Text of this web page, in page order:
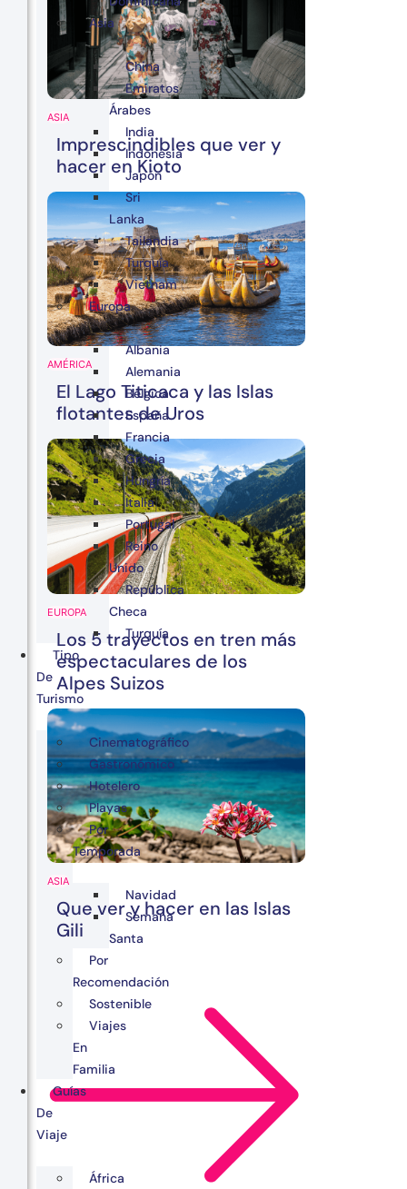
ASIA
Imprescindibles que ver y
hacer en Kioto
AMÉRICA
El Lago Titicaca y las Islas
flotantes de Uros
EUROPA
Los 5 trayectos en tren más
espectaculares de los
Alpes Suizos
ASIA
Que ver y hacer en las Islas
Gili
Asia
China
Emiratos
Árabes
India
Indonesia
Japón
Sri
Lanka
Tailandia
Turquía
Vietnam
Europa
Albania
Alemania
Bélgica
España
Francia
Grecia
Hungría
Italia
Portugal
Reino
Unido
República
Checa
Turquía
Tipo
De
Turismo
Cinematográfico
Gastronómico
Hotelero
Playas
Por
Temporada
Navidad
Semana
Santa
Por
Recomendación
Sostenible
Viajes
En
Familia
Guías
De
Viaje
África